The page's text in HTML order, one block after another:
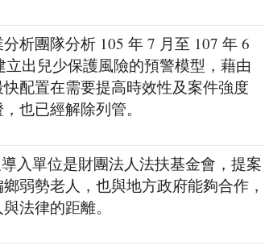
析團隊分析 105 年 7 月至 107 年 6
出兒少保護風險的預警模型，藉由
配置在需要提高時效性及案件強度
也已經解除列管。
入單位是財團法人法扶基金會，提案
弱勢老人，也與地方政府能夠合作，
法律的距離。